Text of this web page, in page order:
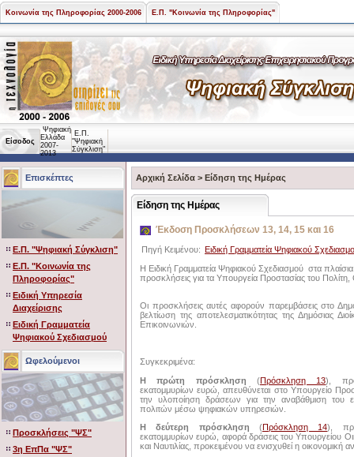
Κοινωνία της Πληροφορίας 2000-2006 Ε.Π. "Κοινωνία της Πληροφορίας"
Είσοδος
Ψηφιακή
Ελλάδα
2007-
2013
Ε.Π.
"Ψηφιακή
Σύγκλιση"
Επισκέπτες
Ε.Π. "Ψηφιακή Σύγκλιση"
Ε.Π. "Κοινωνία της
Πληροφορίας"
Ειδική Υπηρεσία
Διαχείρισης
Ειδική Γραμματεία
Ψηφιακού Σχεδιασμού
Ωφελούμενοι
Προσκλήσεις "ΨΣ"
3η ΕπΠα "ΨΣ"
Αρχική Σελίδα > Είδηση της Ημέρας
Είδηση της Ημέρας
Έκδοση Προσκλήσεων 13, 14, 15 και 16
Πηγή Κειμένου: Ειδική Γραμματεία Ψηφιακού
Η Ειδική Γραμματεία Ψηφιακού Σχεδιασμού στα
προσκλήσεις για τα Υπουργεία Προστασίας του
Οι προσκλήσεις αυτές αφορούν παρεμβάσεις στο
βελτίωση της αποτελεσματικότητας της Δημόσιας
Επικοινωνιών.
Συγκεκριμένα:
Η πρώτη πρόσκληση (Πρόσκληση 13),
εκατομμυρίων ευρώ, απευθύνεται στο Υπουργείο
την υλοποίηση δράσεων για την αναβάθμιση του
πολιτών μέσω ψηφιακών υπηρεσιών.
Η δεύτερη πρόσκληση (Πρόσκληση 14),
εκατομμυρίων ευρώ, αφορά δράσεις του Υπουργείου
και Ναυτιλίας, προκειμένου να ενισχυθεί η οικονομική